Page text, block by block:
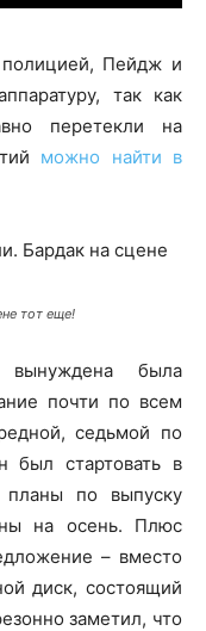
полицией, Пейдж и
так как
перетекли на
можно найти в
тот еще!
была
почти по всем
седьмой по
был стартовать в
планы по выпуску
на осень. Плюс
– вместо
диск, состоящий
заметил, что